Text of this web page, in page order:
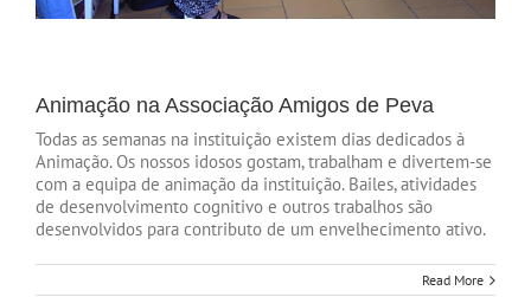
Animação na Associação Amigos de Peva
Todas as semanas na instituição existem dias dedicados à
Animação. Os nossos idosos gostam, trabalham e divertem-se
com a equipa de animação da instituição. Bailes, atividades
de desenvolvimento cognitivo e outros trabalhos são
desenvolvidos para contributo de um envelhecimento ativo.
Read More